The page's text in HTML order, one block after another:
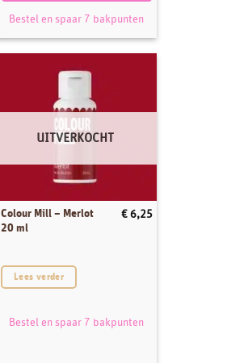
Bestel en spaar 7 bakpunten
UITVERKOCHT
Colour Mill – Merlot
20 ml
€ 6,25
Lees verder
Bestel en spaar 7 bakpunten